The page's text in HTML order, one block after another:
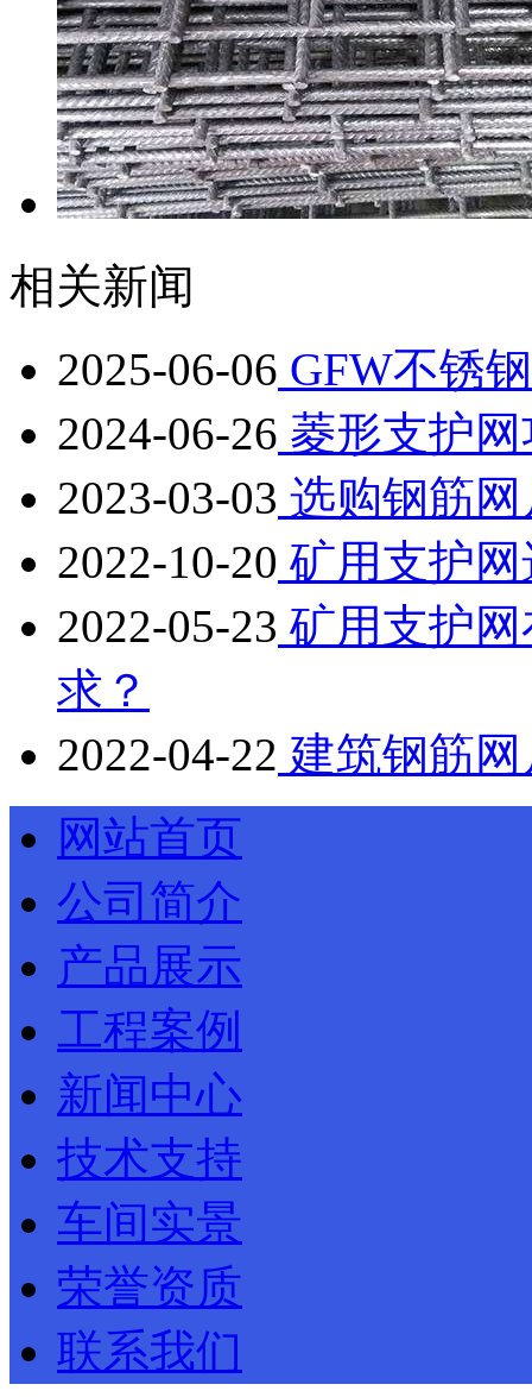
相关新闻
2025-06-06 GFW不锈
2024-06-26 菱形支护
2023-03-03 选购钢筋
2022-10-20 矿用支护
2022-05-23 矿用支护
求？
2022-04-22 建筑钢筋
网站首页
公司简介
产品展示
工程案例
新闻中心
技术支持
车间实景
荣誉资质
联系我们